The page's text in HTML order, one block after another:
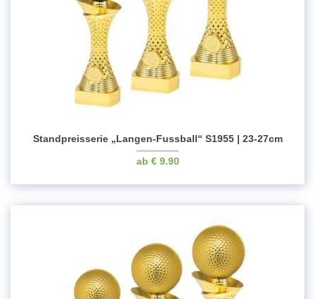
Standpreisserie „Langen-Fussball“ S1955 | 23-27cm
€9.90